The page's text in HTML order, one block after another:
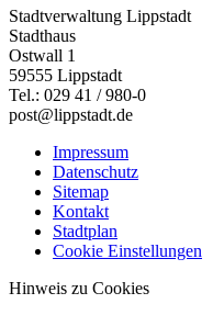
Stadtverwaltung Lippstadt
Stadthaus
Ostwall 1
59555 Lippstadt
Tel.: 029 41 / 980-0
post@lippstadt.de
Impressum
Datenschutz
Sitemap
Kontakt
Stadtplan
Cookie Einstellungen
Hinweis zu Cookies